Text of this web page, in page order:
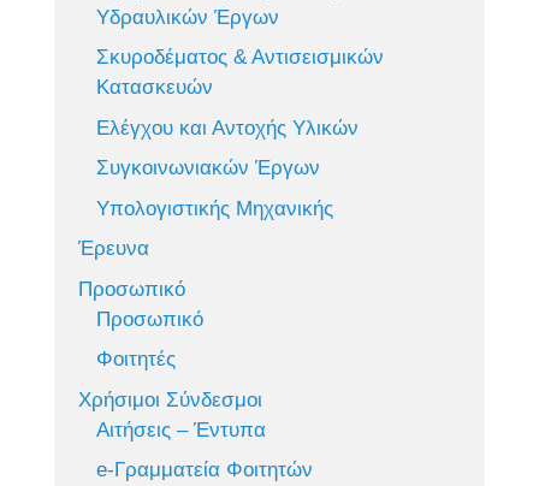
Υδραυλικών Έργων
Σκυροδέματος & Αντισεισμικών
Κατασκευών
Ελέγχου και Αντοχής Υλικών
Συγκοινωνιακών Έργων
Υπολογιστικής Μηχανικής
Έρευνα
Προσωπικό
Προσωπικό
Φοιτητές
Χρήσιμοι Σύνδεσμοι
Αιτήσεις – Έντυπα
e-Γραμματεία Φοιτητών